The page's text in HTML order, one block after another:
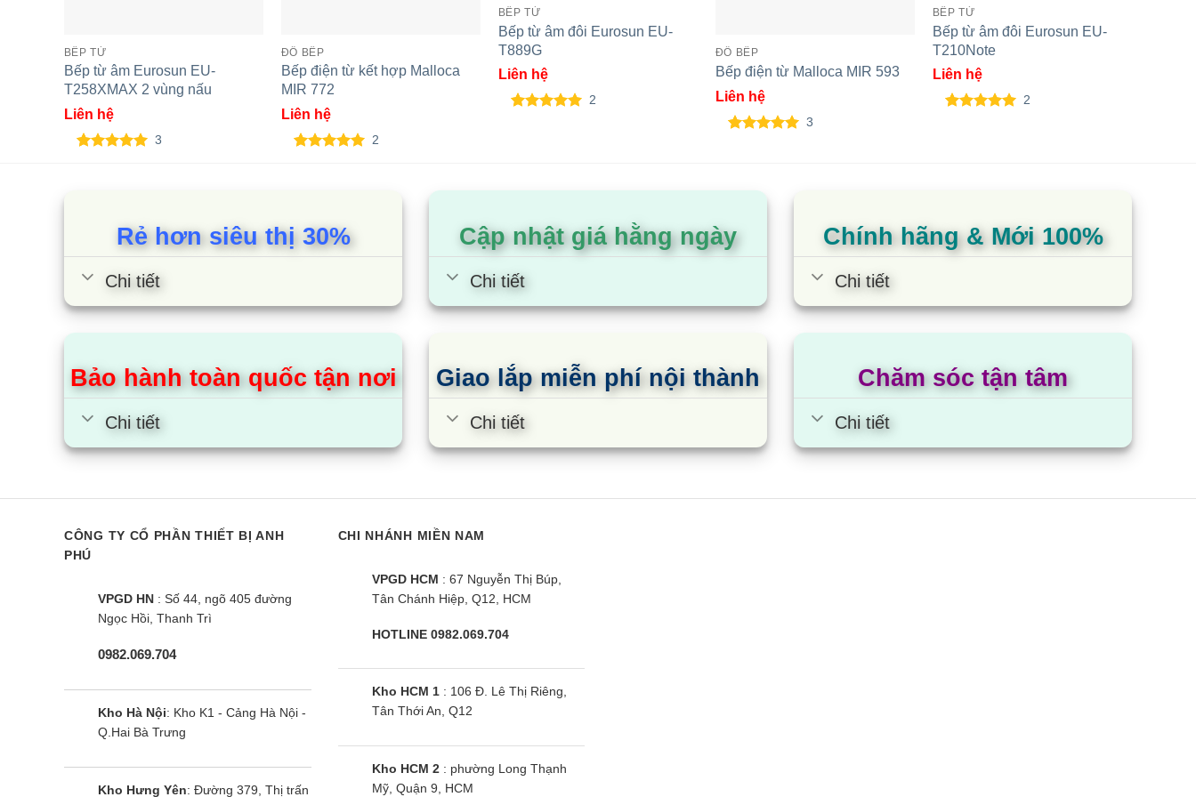
BẾP TỪ
Bếp từ âm Eurosun EU-
T258XMAX 2 vùng nấu
Liên hệ
3
ĐỒ BẾP
Bếp điện từ kết hợp Malloca
MIR 772
Liên hệ
2
BẾP TỪ
Bếp từ âm đôi Eurosun EU-
T889G
Liên hệ
2
ĐỒ BẾP
Bếp điện từ Malloca MIR 593
Liên hệ
3
BẾP TỪ
Bếp từ âm đôi Eurosun EU-
T210Note
Liên hệ
2
Rẻ hơn siêu thị 30%
Chi tiết
Cập nhật giá hằng ngày
Chi tiết
Chính hãng & Mới 100%
Chi tiết
Bảo hành toàn quốc tận nơi
Chi tiết
Giao lắp miễn phí nội thành
Chi tiết
Chăm sóc tận tâm
Chi tiết
CÔNG TY CỔ PHẦN THIẾT BỊ ANH
PHÚ
VPGD HN : Số 44, ngõ 405 đường
Ngọc Hồi, Thanh Trì
0982.069.704
Kho Hà Nội: Kho K1 - Cảng Hà Nội -
Q.Hai Bà Trưng
Kho Hưng Yên: Đường 379, Thị trấn
CHI NHÁNH MIỀN NAM
VPGD HCM : 67 Nguyễn Thị Búp,
Tân Chánh Hiệp, Q12, HCM
HOTLINE 0982.069.704
Kho HCM 1: 106 Đ. Lê Thị Riêng,
Tân Thới An, Q12
Kho HCM 2: phường Long Thạnh
Mỹ, Quận 9, HCM